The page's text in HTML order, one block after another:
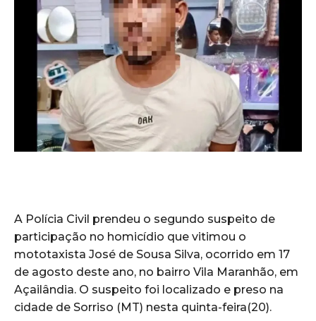
A Polícia Civil prendeu o segundo suspeito de
participação no homicídio que vitimou o
mototaxista José de Sousa Silva, ocorrido em 17
de agosto deste ano, no bairro Vila Maranhão, em
Açailândia. O suspeito foi localizado e preso na
cidade de Sorriso (MT) nesta quinta-feira(20).